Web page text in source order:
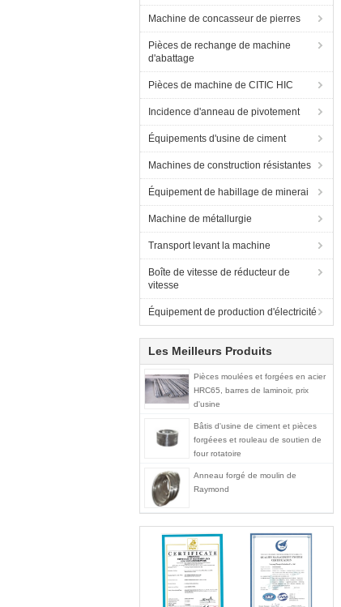
Machine de concasseur de pierres
Pièces de rechange de machine
d'abattage
Pièces de machine de CITIC HIC
Incidence d'anneau de pivotement
Équipements d'usine de ciment
Machines de construction résistantes
Équipement de habillage de minerai
Machine de métallurgie
Transport levant la machine
Boîte de vitesse de réducteur de
vitesse
Équipement de production d'électricité
Les Meilleurs Produits
Pièces moulées et forgées en acier
HRC65, barres de laminoir, prix
d'usine
Bâtis d'usine de ciment et pièces
forgéees et rouleau de soutien de
four rotatoire
Anneau forgé de moulin de
Raymond